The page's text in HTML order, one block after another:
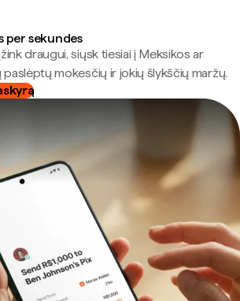
per sekundes
draugui, siųsk tiesiai į Meksikos ar
paslėptų mokesčių ir jokių šlykščių maržų.